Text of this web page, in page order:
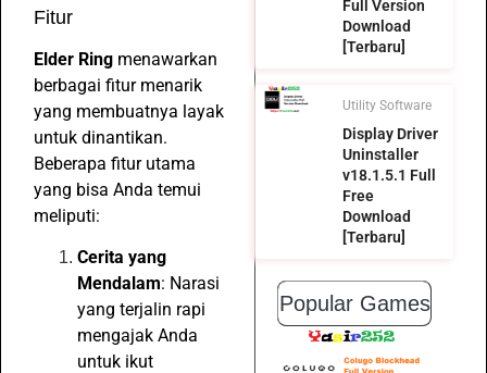
Fitur
Elder Ring menawarkan
berbagai fitur menarik
yang membuatnya layak
untuk dinantikan.
Beberapa fitur utama
yang bisa Anda temui
meliputi:
Cerita yang
Mendalam: Narasi
yang terjalin rapi
mengajak Anda
untuk ikut
Full Version
Download
[Terbaru]
Utility Software
Display Driver
Uninstaller
v18.1.5.1 Full
Free
Download
[Terbaru]
Popular Games